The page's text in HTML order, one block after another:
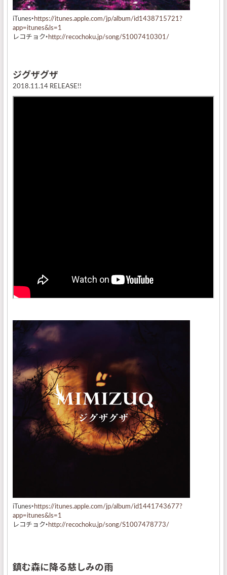
iTunes‣ https://itunes.apple.com/jp/album/id1438715721?
app=itunes&ls=1
レコチョク‣ http://recochoku.jp/song/S1007410301/
ジグザグザ
2018.11.14 RELEASE!!
iTunes‣ https://itunes.apple.com/jp/album/id1441743677?
app=itunes&ls=1
レコチョク‣ http://recochoku.jp/song/S1007478773/
鎮む森に降る慈しみの雨